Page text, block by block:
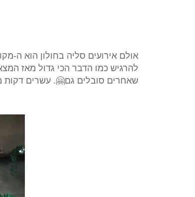
אולם אירועים סליה בחולון הוא ה-
להרגיש כמו הדבר הכי גדול מאז
שאחרים סובלים גם🤗. עשרים דקות